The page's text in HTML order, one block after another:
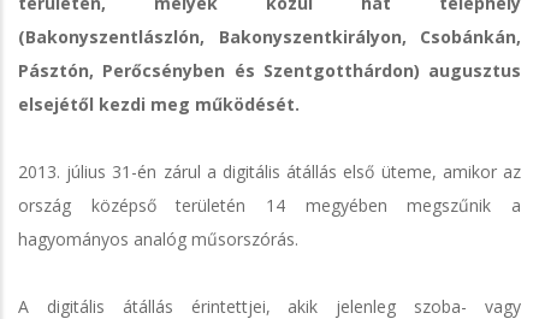
(Bakonyszentlászlón, Bakonyszentkirályon, Csobánkán,
Pásztón, Perőcsényben és Szentgotthárdon) augusztus
elsejétől kezdi meg működését.
2013. július 31-én zárul a digitális átállás első üteme, amikor az
ország középső területén 14 megyében megszűnik a
hagyományos analóg műsorszórás.
A digitális átállás érintettjei, akik jelenleg szoba- vagy